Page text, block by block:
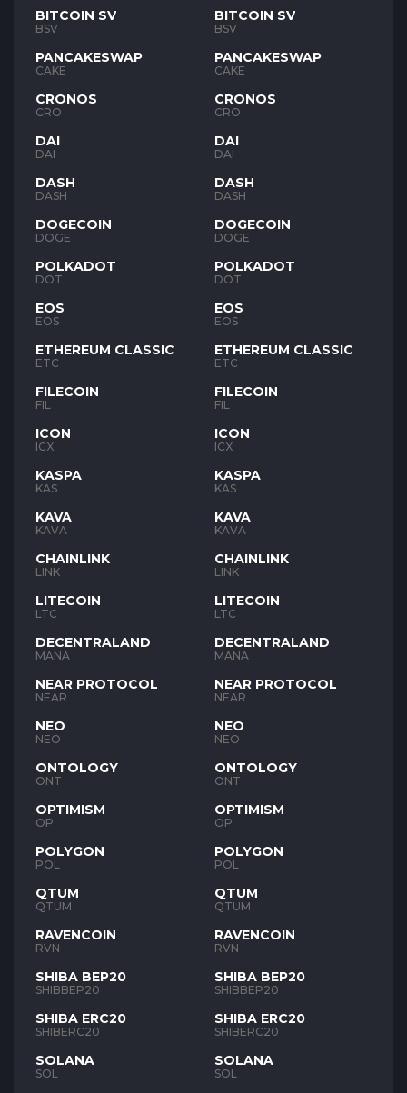
BITCOIN SV
BSV
PANCAKESWAP
CAKE
CRONOS
CRO
DAI
DAI
DASH
DASH
DOGECOIN
DOGE
POLKADOT
DOT
EOS
EOS
ETHEREUM CLASSIC
ETC
FILECOIN
FIL
ICON
ICX
KASPA
KAS
KAVA
KAVA
CHAINLINK
LINK
LITECOIN
LTC
DECENTRALAND
MANA
NEAR PROTOCOL
NEAR
NEO
NEO
ONTOLOGY
ONT
OPTIMISM
OP
POLYGON
POL
QTUM
QTUM
RAVENCOIN
RVN
SHIBA BEP20
SHIBBEP20
SHIBA ERC20
SHIBERC20
SOLANA
SOL
BITCOIN SV
BSV
PANCAKESWAP
CAKE
CRONOS
CRO
DAI
DAI
DASH
DASH
DOGECOIN
DOGE
POLKADOT
DOT
EOS
EOS
ETHEREUM CLASSIC
ETC
FILECOIN
FIL
ICON
ICX
KASPA
KAS
KAVA
KAVA
CHAINLINK
LINK
LITECOIN
LTC
DECENTRALAND
MANA
NEAR PROTOCOL
NEAR
NEO
NEO
ONTOLOGY
ONT
OPTIMISM
OP
POLYGON
POL
QTUM
QTUM
RAVENCOIN
RVN
SHIBA BEP20
SHIBBEP20
SHIBA ERC20
SHIBERC20
SOLANA
SOL